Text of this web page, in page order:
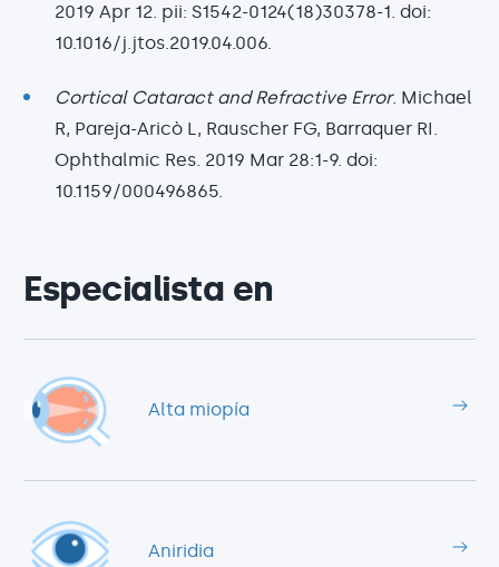
2019 Apr 12. pii: S1542-0124(18)30378-1. doi:
10.1016/j.jtos.2019.04.006.
Cortical Cataract and Refractive Error. Michael
R, Pareja-Aricò L, Rauscher FG, Barraquer RI.
Ophthalmic Res. 2019 Mar 28:1-9. doi:
10.1159/000496865.
Especialista en
Alta miopía
Aniridia